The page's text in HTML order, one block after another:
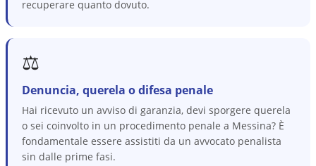
recuperare quanto dovuto.
⚖️
Denuncia, querela o difesa penale
Hai ricevuto un avviso di garanzia, devi sporgere querela
o sei coinvolto in un procedimento penale a Messina? È
fondamentale essere assistiti da un avvocato penalista
sin dalle prime fasi.